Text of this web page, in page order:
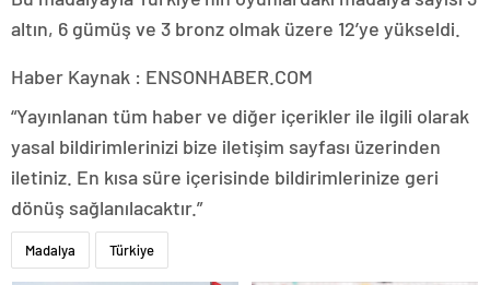
altın, 6 gümüş ve 3 bronz olmak üzere 12’ye yükseldi.
Haber Kaynak : ENSONHABER.COM
“Yayınlanan tüm haber ve diğer içerikler ile ilgili olarak
yasal bildirimlerinizi bize iletişim sayfası üzerinden
iletiniz. En kısa süre içerisinde bildirimlerinize geri
dönüş sağlanılacaktır.”
Madalya Türkiye